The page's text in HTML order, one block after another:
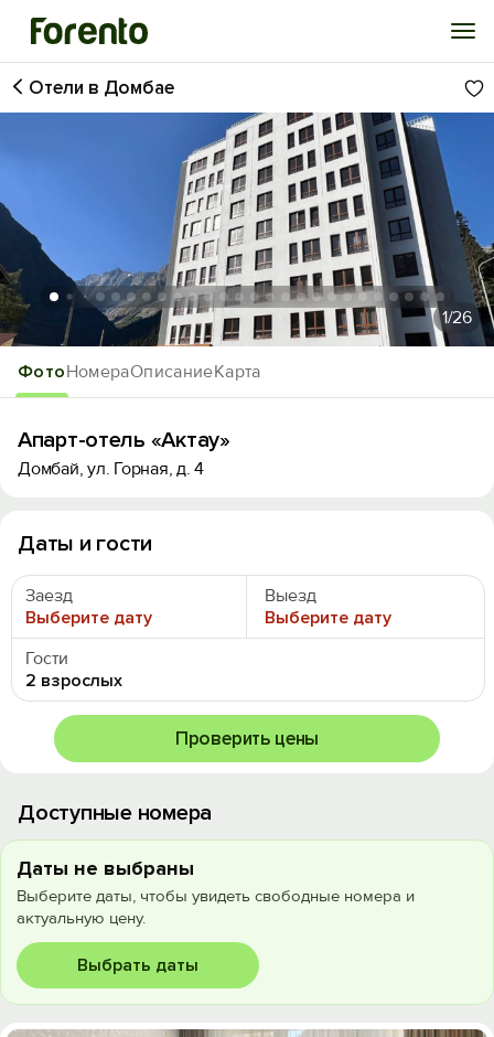
Войти
История просмотра
Добавить свой объект
ФотоНомераОписаниеКарта
Отели в Домбае
1/26
Апарт-отель «Актау»
Домбай, ул. Горная, д. 4
Даты и гости
Заезд
Выберите дату
Выезд
Выберите дату
Гости
2 взрослых
Проверить цены
Доступные номера
Даты не выбраны
Выберите даты, чтобы увидеть свободные номера и
актуальную цену.
Выбрать даты